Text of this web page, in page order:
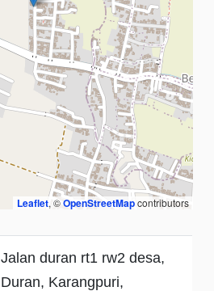
Leaflet, ©OpenStreetMapcontributors
Jalan duran rt1 rw2 desa,
Duran, Karangpuri,